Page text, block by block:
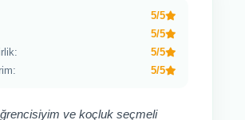
5/5
5/5
5/5
5/5
ve koçluk seçmeli